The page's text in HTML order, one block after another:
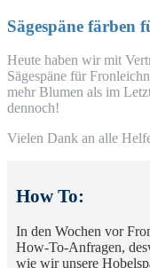
Säge­spä­ne fär­ben
Heu­te haben wir mit
Säge­spä­ne für
mehr Blu­men als im
dennoch!
Vie­len Dank an alle
How To:
In den Wochen vor
How-To-Anfra­gen,
wie wir unse­re